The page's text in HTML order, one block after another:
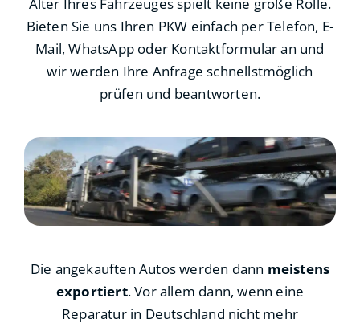
Alter Ihres Fahrzeuges spielt keine große Rolle.
Bieten Sie uns Ihren PKW einfach per Telefon, E-
Mail, WhatsApp oder Kontaktformular an und
wir werden Ihre Anfrage schnellstmöglich
prüfen und beantworten.
Die angekauften Autos werden dann meistens
exportiert. Vor allem dann, wenn eine
Reparatur in Deutschland nicht mehr